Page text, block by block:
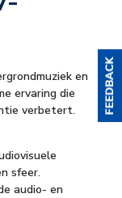
en
ervaring die
verbetert.
sfeer.
audio- en